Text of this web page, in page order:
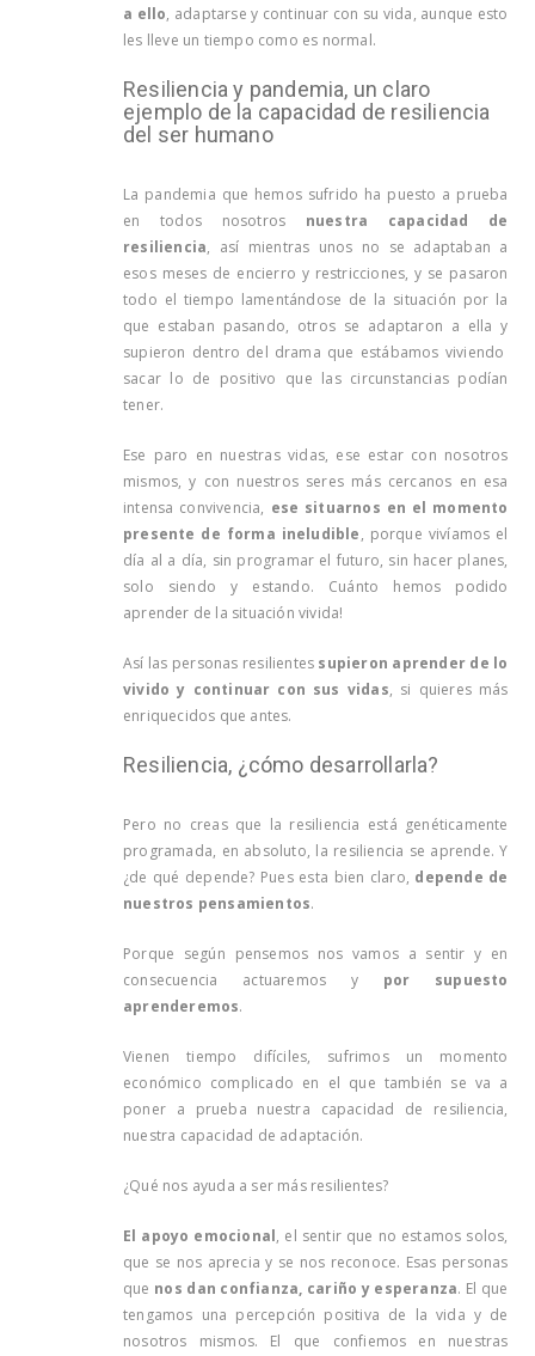
a ello, adaptarse y continuar con su vida, aunque esto
les lleve un tiempo como es normal.
Resiliencia y pandemia, un claro
ejemplo de la capacidad de resiliencia
del ser humano
La pandemia que hemos sufrido ha puesto a prueba
en todos nosotros nuestra capacidad de
resiliencia, así mientras unos no se adaptaban a
esos meses de encierro y restricciones, y se pasaron
todo el tiempo lamentándose de la situación por la
que estaban pasando, otros se adaptaron a ella y
supieron dentro del drama que estábamos viviendo
sacar lo de positivo que las circunstancias podían
tener.
Ese paro en nuestras vidas, ese estar con nosotros
mismos, y con nuestros seres más cercanos en esa
intensa convivencia, ese situarnos en el momento
presente de forma ineludible, porque vivíamos el
día al a día, sin programar el futuro, sin hacer planes,
solo siendo y estando. Cuánto hemos podido
aprender de la situación vivida!
Así las personas resilientes supieron aprender de lo
vivido y continuar con sus vidas, si quieres más
enriquecidos que antes.
Resiliencia, ¿cómo desarrollarla?
Pero no creas que la resiliencia está genéticamente
programada, en absoluto, la resiliencia se aprende. Y
¿de qué depende? Pues esta bien claro, depende de
nuestros pensamientos.
Porque según pensemos nos vamos a sentir y en
consecuencia actuaremos y por supuesto
aprenderemos.
Vienen tiempo difíciles, sufrimos un momento
económico complicado en el que también se va a
poner a prueba nuestra capacidad de resiliencia,
nuestra capacidad de adaptación.
¿Qué nos ayuda a ser más resilientes?
El apoyo emocional, el sentir que no estamos solos,
que se nos aprecia y se nos reconoce. Esas personas
que nos dan confianza, cariño y esperanza. El que
tengamos una percepción positiva de la vida y de
nosotros mismos. El que confiemos en nuestras